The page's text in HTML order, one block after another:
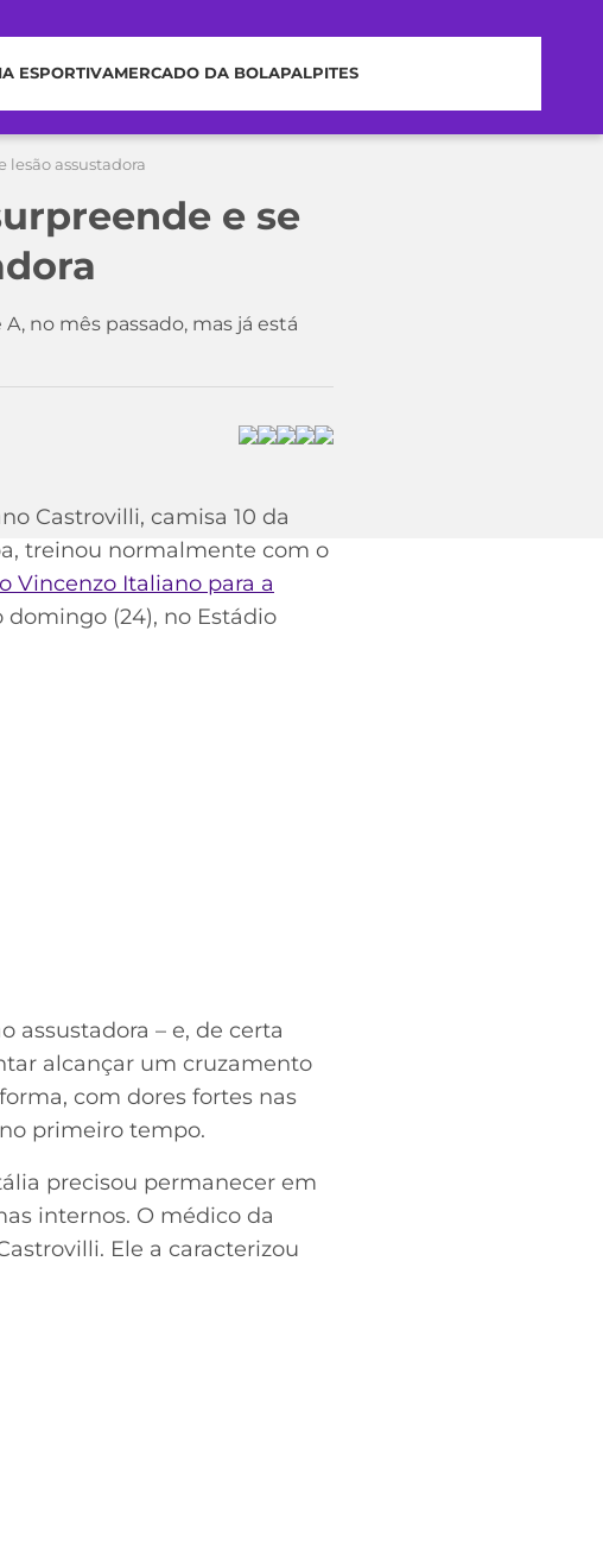
ESPORTIVAMERCADO DA BOLAPALPITES
lesão assustadora
e se
no mês passado, mas já está
Castrovilli, camisa 10 da
treinou normalmente com o
Vincenzo Italiano para a
domingo (24), no Estádio
assustadora – e, de certa
alcançar um cruzamento
com dores fortes nas
primeiro tempo.
precisou permanecer em
internos. O médico da
Ele a caracterizou